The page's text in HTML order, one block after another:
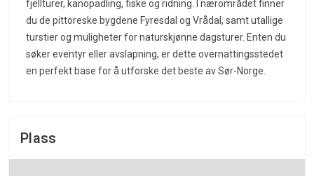
fjellturer, kanopadling, fiske og ridning. I nærområdet finner
du de pittoreske bygdene Fyresdal og Vrådal, samt utallige
turstier og muligheter for naturskjønne dagsturer. Enten du
søker eventyr eller avslapning, er dette overnattingsstedet
en perfekt base for å utforske det beste av Sør-Norge.
Plass